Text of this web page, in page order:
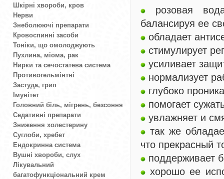
Шкірні хвороби, кров
Нерви
Знеболюючі препарати
Кровоспинні засоби
Тоніки, що омолоджують
Пухлина, міома, рак
Нирки та сечостатева система
Противогельмінтні
Застуда, грип
Імунітет
Головний біль, мігрень, безсоння
Седативні препарати
Зниження холестерину
Суглоби, хребет
Ендокринна система
Вушні хвороби, слух
Лікувальний
багатофункціональний крем
розовая
балансируя ее
обладает
стимулирует
усиливает
нормализует
глубоко
помогает
увлажняет и
так же
что прекрасный
поддерживает
хорошо ее